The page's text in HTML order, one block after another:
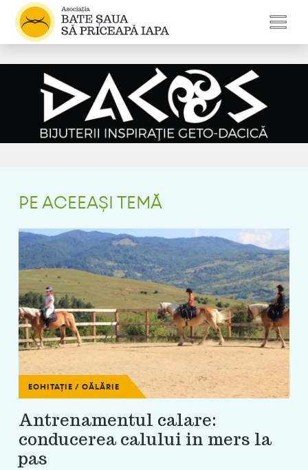
PE ACEEAȘI TEMĂ
ECHITAȚIE / CĂLĂRIE
Antrenamentul calare:
conducerea calului in mers la
pas